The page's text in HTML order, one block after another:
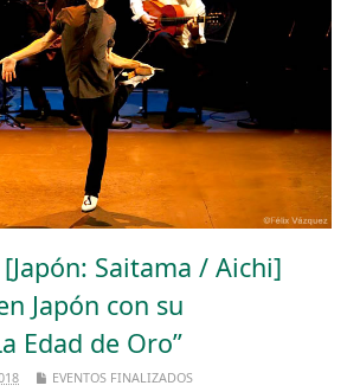
[Japón: Saitama / Aichi]
Japón con su
Edad de Oro”
EVENTOS FINALIZADOS